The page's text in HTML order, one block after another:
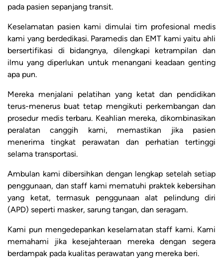
pada pasien sepanjang transit.
Keselamatan pasien kami dimulai tim profesional medis
kami yang berdedikasi. Paramedis dan EMT kami yaitu ahli
bersertifikasi di bidangnya, dilengkapi ketrampilan dan
ilmu yang diperlukan untuk menangani keadaan genting
apa pun.
Mereka menjalani pelatihan yang ketat dan pendidikan
terus-menerus buat tetap mengikuti perkembangan dan
prosedur medis terbaru. Keahlian mereka, dikombinasikan
peralatan canggih kami, memastikan jika pasien
menerima tingkat perawatan dan perhatian tertinggi
selama transportasi.
Ambulan kami dibersihkan dengan lengkap setelah setiap
penggunaan, dan staff kami mematuhi praktek kebersihan
yang ketat, termasuk penggunaan alat pelindung diri
(APD) seperti masker, sarung tangan, dan seragam.
Kami pun mengedepankan keselamatan staff kami. Kami
memahami jika kesejahteraan mereka dengan segera
berdampak pada kualitas perawatan yang mereka beri.